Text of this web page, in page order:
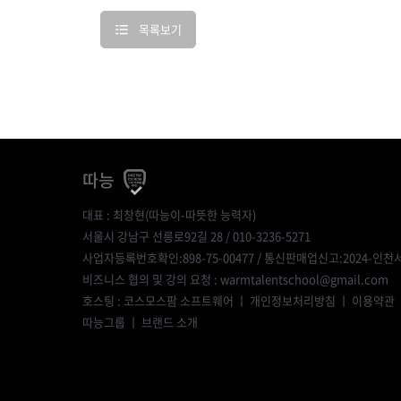
목록보기
따능
대표 : 최창현(따능이-따뜻한 능력자)
서울시 강남구 선릉로92길 28 / 010-3236-5271
사업자등록번호확인:898-75-00477 / 통신판매업신고:2024-인천
비즈니스 협의 및 강의 요청 : warmtalentschool@gmail.com
호스팅 : 코스모스팜 소프트웨어 ㅣ 개인정보처리방침 ㅣ 이용약관
따능그룹 ㅣ 브랜드 소개